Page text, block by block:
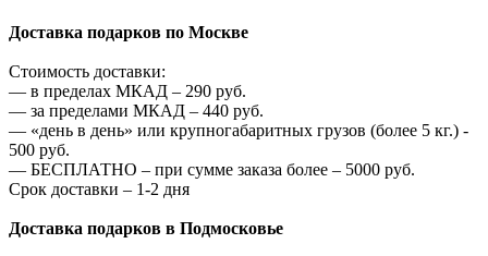
Доставка подарков по Москве
Стоимость доставки:
— в пределах МКАД – 290 руб.
— за пределами МКАД – 440 руб.
— «день в день» или крупногабаритных грузов (более 5 кг.) -
500 руб.
— БЕСПЛАТНО – при сумме заказа более – 5000 руб.
Срок доставки – 1-2 дня
Доставка подарков в Подмосковье